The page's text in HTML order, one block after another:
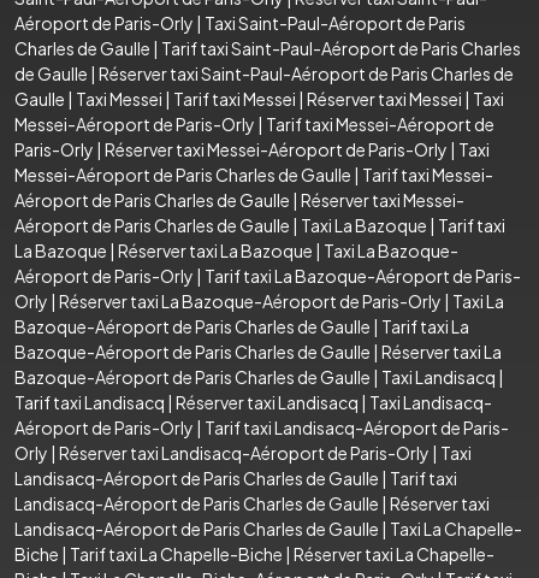
Aéroport de Paris-Orly | Taxi Saint-Paul-Aéroport de Paris
Charles de Gaulle | Tarif taxi Saint-Paul-Aéroport de Paris Charles
de Gaulle | Réserver taxi Saint-Paul-Aéroport de Paris Charles de
Gaulle | Taxi Messei | Tarif taxi Messei | Réserver taxi Messei | Taxi
Messei-Aéroport de Paris-Orly | Tarif taxi Messei-Aéroport de
Paris-Orly | Réserver taxi Messei-Aéroport de Paris-Orly | Taxi
Messei-Aéroport de Paris Charles de Gaulle | Tarif taxi Messei-
Aéroport de Paris Charles de Gaulle | Réserver taxi Messei-
Aéroport de Paris Charles de Gaulle | Taxi La Bazoque | Tarif taxi
La Bazoque | Réserver taxi La Bazoque | Taxi La Bazoque-
Aéroport de Paris-Orly | Tarif taxi La Bazoque-Aéroport de Paris-
Orly | Réserver taxi La Bazoque-Aéroport de Paris-Orly | Taxi La
Bazoque-Aéroport de Paris Charles de Gaulle | Tarif taxi La
Bazoque-Aéroport de Paris Charles de Gaulle | Réserver taxi La
Bazoque-Aéroport de Paris Charles de Gaulle | Taxi Landisacq |
Tarif taxi Landisacq | Réserver taxi Landisacq | Taxi Landisacq-
Aéroport de Paris-Orly | Tarif taxi Landisacq-Aéroport de Paris-
Orly | Réserver taxi Landisacq-Aéroport de Paris-Orly | Taxi
Landisacq-Aéroport de Paris Charles de Gaulle | Tarif taxi
Landisacq-Aéroport de Paris Charles de Gaulle | Réserver taxi
Landisacq-Aéroport de Paris Charles de Gaulle | Taxi La Chapelle-
Biche | Tarif taxi La Chapelle-Biche | Réserver taxi La Chapelle-